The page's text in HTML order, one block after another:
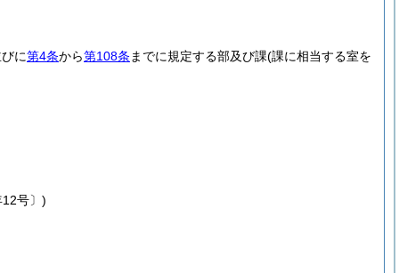
に第4条から第108条 までに規定する部及び課(課に相当する室を
号〕)